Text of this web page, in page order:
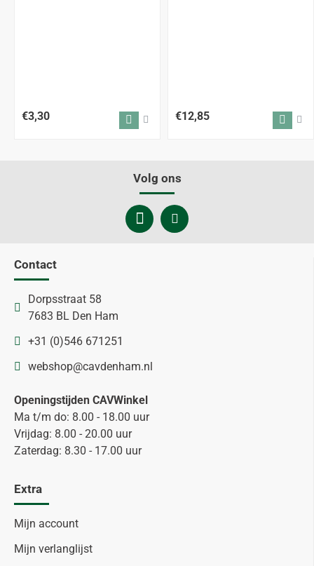
€3,30 €12,85
Volg ons
Contact
Dorpsstraat 58
7683 BL Den Ham
+31 (0)546 671251
webshop@cavdenham.nl
Openingstijden CAVWinkel
Ma t/m do: 8.00 - 18.00 uur
Vrijdag: 8.00 - 20.00 uur
Zaterdag: 8.30 - 17.00 uur
Extra
Mijn account
Mijn verlanglijst